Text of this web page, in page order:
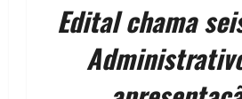
Edital chama